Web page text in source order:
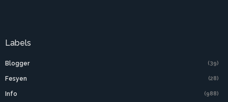
Labels
Blogger (39)
Fesyen (28)
Info (988)